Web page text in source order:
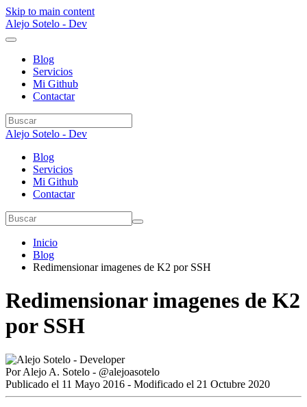
Skip to main content
Alejo Sotelo - Dev
Blog
Servicios
Mi Github
Contactar
Alejo Sotelo - Dev
Blog
Servicios
Mi Github
Contactar
Inicio
Blog
Redimensionar imagenes de K2 por SSH
Redimensionar imagenes de K2
por SSH
PorAlejo A. Sotelo - @alejoasotelo
Publicado el 11 Mayo 2016 - Modificado el 21 Octubre 2020